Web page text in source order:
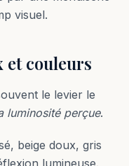
visuel.
et couleurs
le levier le
luminosité perçue.
beige doux, gris
lumineuse.